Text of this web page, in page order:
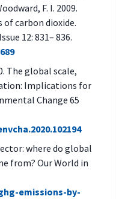
F. I. 2009.
of carbon dioxide.
12: 831– 836.
The global scale,
Implications for
Change 65
where do global
from? Our World in
emissions-by-